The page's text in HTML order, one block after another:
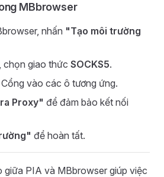
MBbrowser
nhấn "Tạo môi trường
, chọn giao thức SOCKS5.
vào các ô tương ứng.
Proxy" để đảm bảo kết nối
để hoàn tất.
giữa PIA và MBbrowser giúp việc